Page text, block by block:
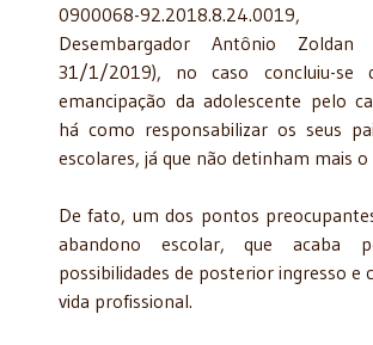
0900068-
Desembargador Antônio
31/1/2019), no caso concluiu-se
emancipação da adolescente pelo
há como responsabilizar os seus
escolares, já que não detinham mais
De fato, um dos pontos
abandono escolar, que acaba
possibilidades de posterior ingresso e
vida profissional.